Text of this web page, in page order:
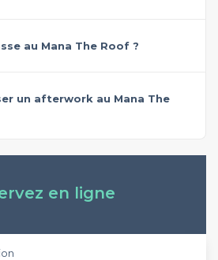
au Mana The Roof ?
un afterwork au Mana The
en ligne